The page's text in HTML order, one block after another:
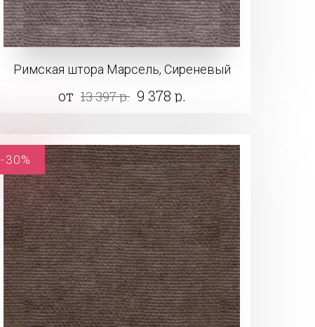
Римская штора Марсель, Сиреневый
от 13 397 р. 9 378 р.
-30%